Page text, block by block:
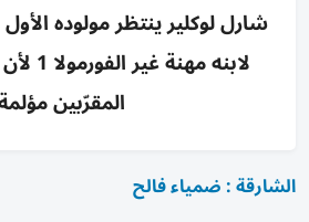
شارل لوكلير ينتظر مولوده
لابنه
المقرّبين
الشارقة : ضمياء فالح